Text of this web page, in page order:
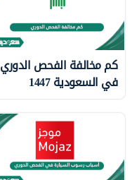
كم مخالفة الفحص الدوري
في السعودية 1447